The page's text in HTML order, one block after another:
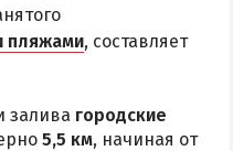
пляжами, составляет
залива городские
5,5 км, начиная от